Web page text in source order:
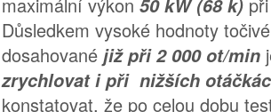
50 kW (68 k)
Důsledkem vysoké hodnoty
dosahované již při 2 000 ot/min
zrychlovat i při nižších
konstatovat, že po celou dobu